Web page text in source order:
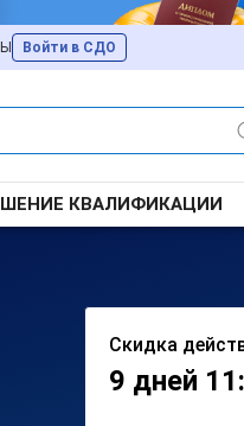
Войти в СДО
КВАЛИФИКАЦИИ
Скидка
9 дней